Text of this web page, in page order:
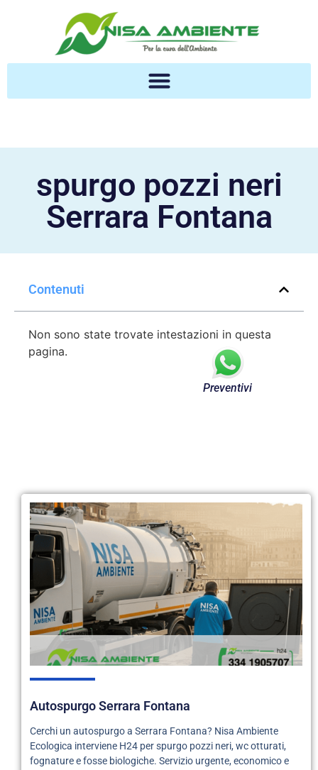
spurgo pozzi neri
Serrara Fontana
Contenuti
Non sono state trovate intestazioni in questa
pagina.
Autospurgo Serrara Fontana
Cerchi un autospurgo a Serrara Fontana? Nisa Ambiente
Ecologica interviene H24 per spurgo pozzi neri, wc otturati,
fognature e fosse biologiche. Servizio urgente, economico e
Preventivi